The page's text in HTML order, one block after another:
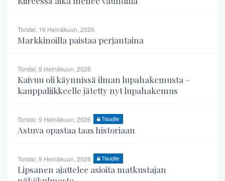
Torstai, 16 Heinäkuun, 2026
Markkinoilla paistaa perjantaina
Torstai, 9 Heinäkuun, 2026
Kaivuu oli käynnissä ilman lupahakemusta –
kauppaliikkeelle jätetty nyt lupahakemus
Torstai, 9 Heinäkuun, 2026 Tilaajille
Astuva opastaa taas historiaan
Torstai, 9 Heinäkuun, 2026 Tilaajille
Lipsanen ajattelee asioita matkustajan